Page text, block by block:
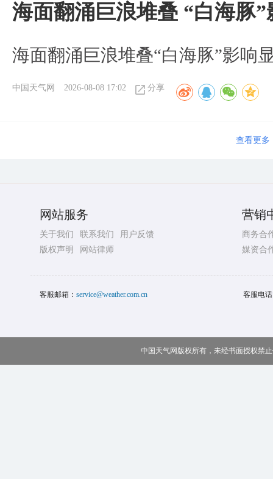
海面翻涌巨浪堆叠 “白海豚”
海面翻涌巨浪堆叠“白海豚”影响
中国天气网 2026-08-08 17:02 分享
查看更多
网站服务
关于我们 联系我们
用户反馈
版权声明
网站律师
营销
商务合
媒资合
客服邮箱： service@weather.com.cn 客服电
中国天气网版权所有，未经书面授权